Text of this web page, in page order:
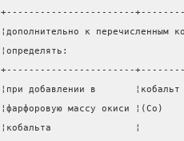
+-----------------------
¦дополнительно к
¦определять:
+-----------------------
¦при добавлении в
¦фарфоровую массу окиси
¦кобальта               ¦